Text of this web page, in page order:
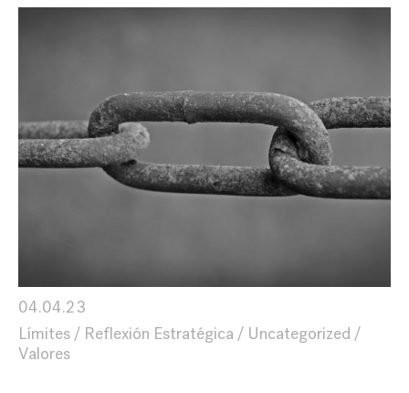
04.04.23
Límites
Reflexión Estratégica
Uncategorized
Valores